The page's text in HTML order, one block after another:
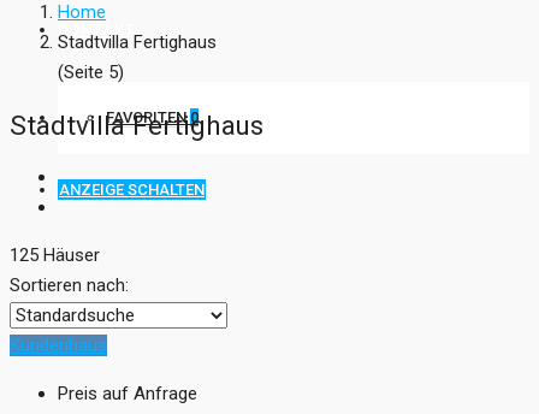
FAVORITEN 0
ANZEIGE SCHALTEN
Home
Stadtvilla Fertighaus
(Seite 5)
Stadtvilla Fertighaus
125 Häuser
Sortieren nach:
Kundenhaus
Preis auf Anfrage